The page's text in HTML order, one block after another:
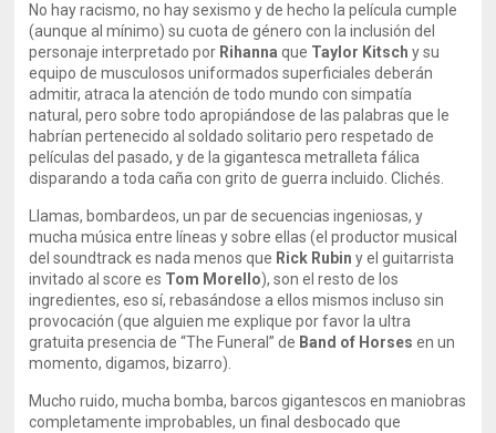
No hay racismo, no hay sexismo y de hecho la película cumple
(aunque al mínimo) su cuota de género con la inclusión del
personaje interpretado por Rihanna que Taylor Kitsch y su
equipo de musculosos uniformados superficiales deberán
admitir, atraca la atención de todo mundo con simpatía
natural, pero sobre todo apropiándose de las palabras que le
habrían pertenecido al soldado solitario pero respetado de
películas del pasado, y de la gigantesca metralleta fálica
disparando a toda caña con grito de guerra incluido. Clichés.
Llamas, bombardeos, un par de secuencias ingeniosas, y
mucha música entre líneas y sobre ellas (el productor musical
del soundtrack es nada menos que Rick Rubin y el guitarrista
invitado al score es Tom Morello), son el resto de los
ingredientes, eso sí, rebasándose a ellos mismos incluso sin
provocación (que alguien me explique por favor la ultra
gratuita presencia de “The Funeral” de Band of Horses en un
momento, digamos, bizarro).
Mucho ruido, mucha bomba, barcos gigantescos en maniobras
completamente improbables, un final desbocado que